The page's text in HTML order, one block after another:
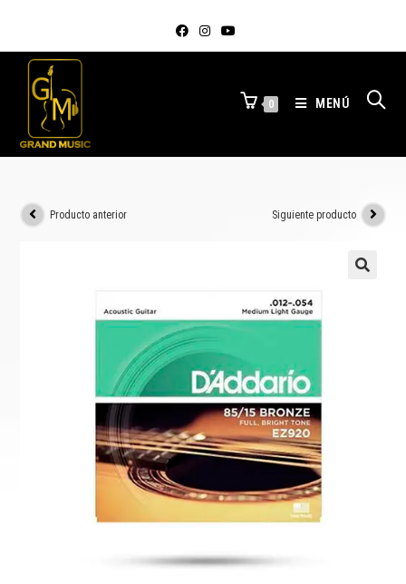
0 MENÚ
Producto anterior Siguiente producto